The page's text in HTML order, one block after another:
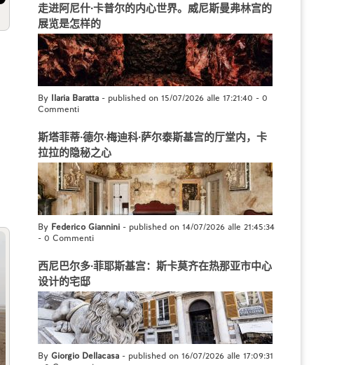
走进阿尼什·卡普尔的内心世界。威尼斯曼弗林宫的
展览是怎样的
By Ilaria Baratta - published on 15/07/2026 alle 17:21:40 - 0
Commenti
斯塔菲蒂·德尔·梅迪科·萨尔泰斯基宫的厅堂内，卡
拉拉的隐秘之心
By Federico Giannini - published on 14/07/2026 alle 21:45:34
- 0 Commenti
西尼巴尔多·菲耶斯基宫：斯卡莫齐在热那亚市中心
设计的宅邸
By Giorgio Dellacasa - published on 16/07/2026 alle 17:09:31